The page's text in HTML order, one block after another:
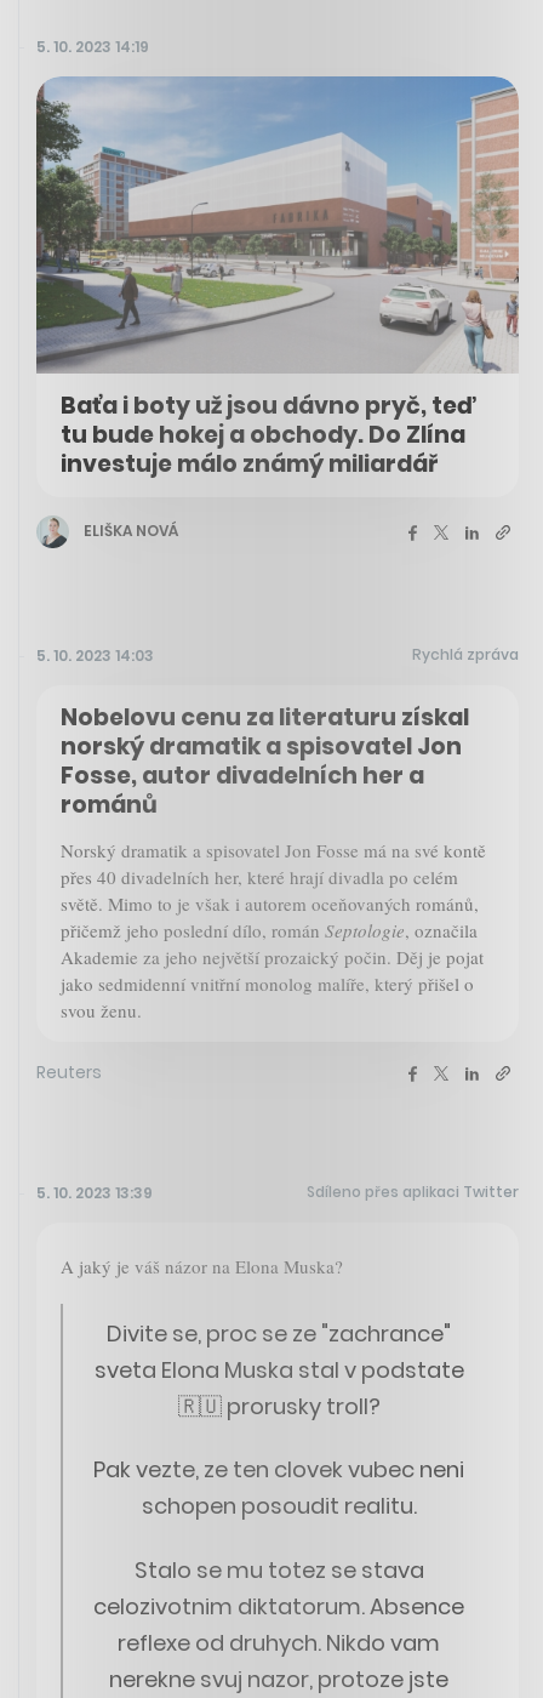
5. 10. 2023 14:19
Baťa i boty už jsou dávno pryč, teď
tu bude hokej a obchody. Do Zlína
investuje málo známý miliardář
ELIŠKA NOVÁ
5. 10. 2023 14:03 Rychlá zpráva
Nobelovu cenu za literaturu získal
norský dramatik a spisovatel Jon
Fosse, autor divadelních her a
románů
Norský dramatik a spisovatel Jon Fosse má na své kontě
přes 40 divadelních her, které hrají divadla po celém
světě. Mimo to je však i autorem oceňovaných románů,
přičemž jeho poslední dílo, román Septologie, označila
Akademie za jeho největší prozaický počin. Děj je pojat
jako sedmidenní vnitřní monolog malíře, který přišel o
svou ženu.
Reuters
5. 10. 2023 13:39 Sdíleno přes aplikaci Twitter
A jaký je váš názor na Elona Muska?
Divite se, proc se ze "zachrance"
sveta Elona Muska stal v podstate
🇷🇺 prorusky troll?
Pak vezte, ze ten clovek vubec neni
schopen posoudit realitu.
Stalo se mu totez se stava
celozivotnim diktatorum. Absence
reflexe od druhych. Nikdo vam
nerekne svuj nazor, protoze jste